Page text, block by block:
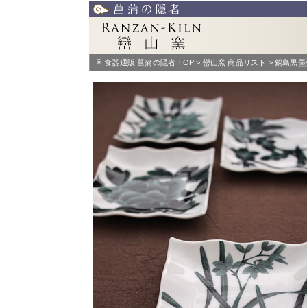
和食器通販 菖蒲の隠者 TOP > 巒山窯 商品リスト > 鍋島黒